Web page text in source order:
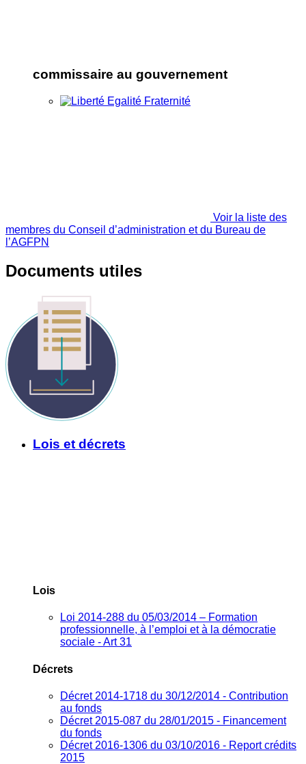
commissaire au gouvernement
Voir la liste des
membres du Conseil d’administration et du Bureau de
l’AGFPN
Documents utiles
Lois et décrets
Lois
Loi 2014-288 du 05/03/2014 – Formation
professionnelle, à l’emploi et à la démocratie
sociale - Art 31
Décrets
Décret 2014-1718 du 30/12/2014 - Contribution
au fonds
Décret 2015-087 du 28/01/2015 - Financement
du fonds
Décret 2016-1306 du 03/10/2016 - Report crédits
2015